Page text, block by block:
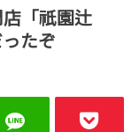
「祇園辻
たぞ